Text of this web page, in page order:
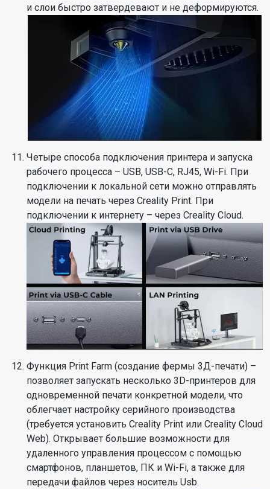
и слои быстро затвердевают и не деформируются.
Четыре способа подключения принтера и запуска
рабочего процесса – USB, USB-C, RJ45, Wi-Fi. При
подключении к локальной сети можно отправлять
модели на печать через Creality Print. При
подключении к интернету – через Creality Cloud.
Функция Print Farm (создание фермы 3Д-печати) –
позволяет запускать несколько 3D-принтеров для
одновременной печати конкретной модели, что
облегчает настройку серийного производства
(требуется установить Creality Print или Creality Cloud
Web). Открывает большие возможности для
удаленного управления процессом с помощью
смартфонов, планшетов, ПК и Wi-Fi, а также для
передачи файлов через носитель Usb.